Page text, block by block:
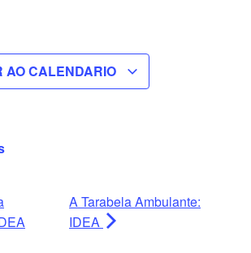
AO CALENDARIO
A Tarabela Ambulante:
IDEA